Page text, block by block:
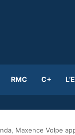
RMC C+
Maxence Volpe